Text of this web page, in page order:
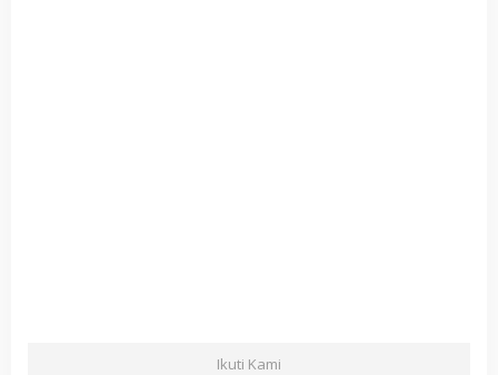
Ikuti Kami